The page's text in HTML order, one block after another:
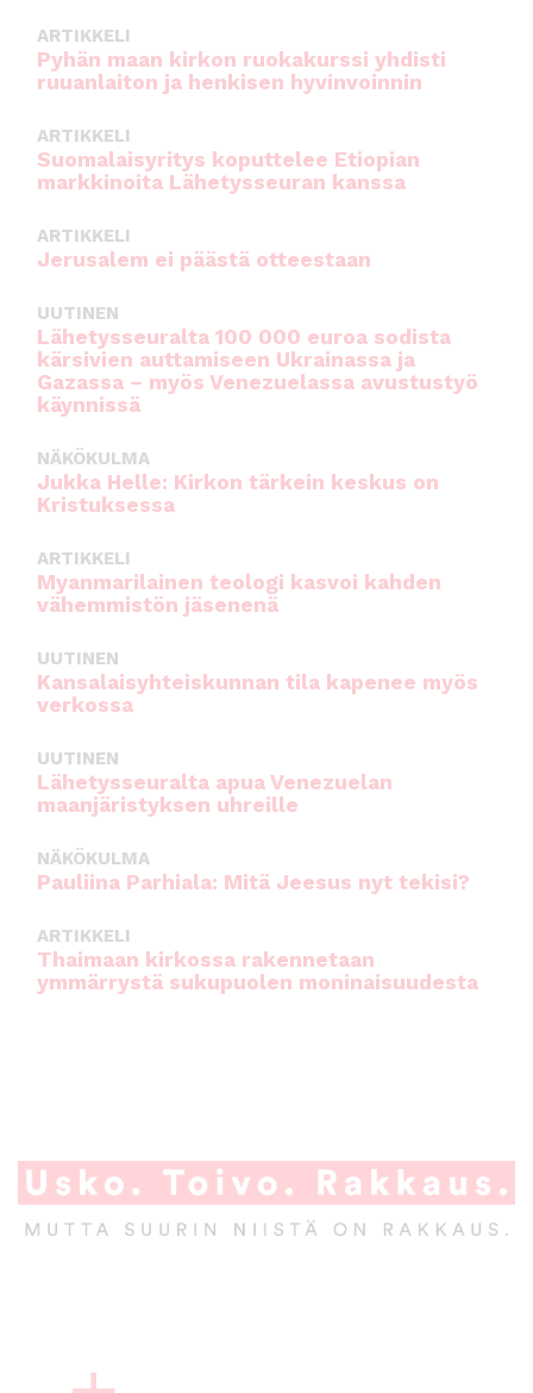
o
o
k
p
ARTIKKELI
Pyhän maan kirkon ruokakurssi yhdisti
ruuanlaiton ja henkisen hyvinvoinnin
ARTIKKELI
Suomalaisyritys koputtelee Etiopian
markkinoita Lähetysseuran kanssa
ARTIKKELI
Jerusalem ei päästä otteestaan
UUTINEN
Lähetysseuralta 100 000 euroa sodista
kärsivien auttamiseen Ukrainassa ja
Gazassa – myös Venezuelassa avustustyö
käynnissä
NÄKÖKULMA
Jukka Helle: Kirkon tärkein keskus on
Kristuksessa
ARTIKKELI
Myanmarilainen teologi kasvoi kahden
vähemmistön jäsenenä
UUTINEN
Kansalaisyhteiskunnan tila kapenee myös
verkossa
UUTINEN
Lähetysseuralta apua Venezuelan
maanjäristyksen uhreille
NÄKÖKULMA
Pauliina Parhiala: Mitä Jeesus nyt tekisi?
ARTIKKELI
Thaimaan kirkossa rakennetaan
ymmärrystä sukupuolen moninaisuudesta